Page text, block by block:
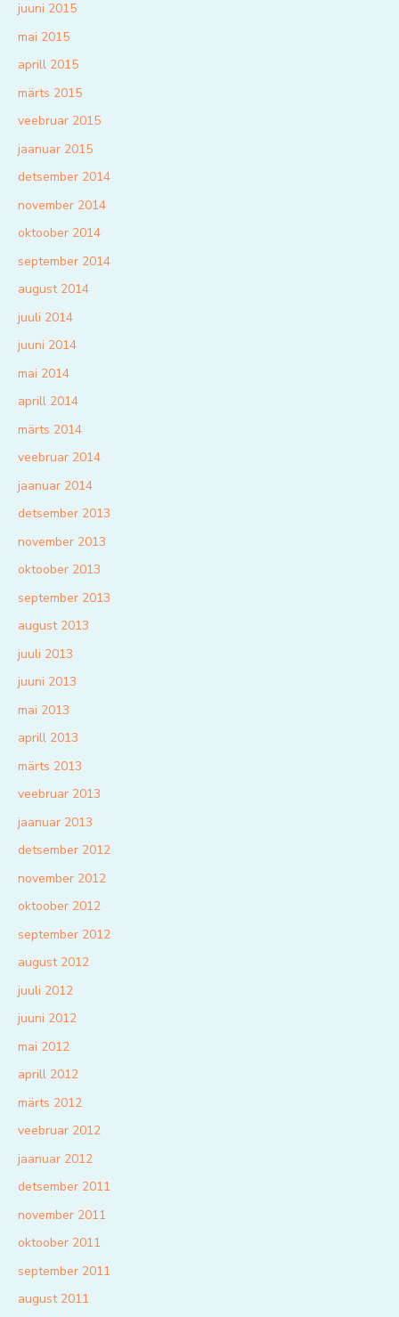
juuni 2015
mai 2015
aprill 2015
märts 2015
veebruar 2015
jaanuar 2015
detsember 2014
november 2014
oktoober 2014
september 2014
august 2014
juuli 2014
juuni 2014
mai 2014
aprill 2014
märts 2014
veebruar 2014
jaanuar 2014
detsember 2013
november 2013
oktoober 2013
september 2013
august 2013
juuli 2013
juuni 2013
mai 2013
aprill 2013
märts 2013
veebruar 2013
jaanuar 2013
detsember 2012
november 2012
oktoober 2012
september 2012
august 2012
juuli 2012
juuni 2012
mai 2012
aprill 2012
märts 2012
veebruar 2012
jaanuar 2012
detsember 2011
november 2011
oktoober 2011
september 2011
august 2011